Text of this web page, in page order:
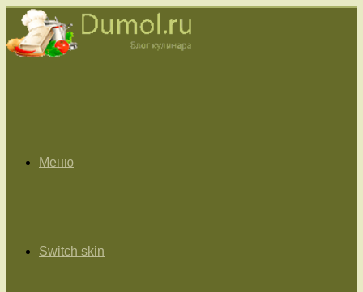
Меню
Switch skin